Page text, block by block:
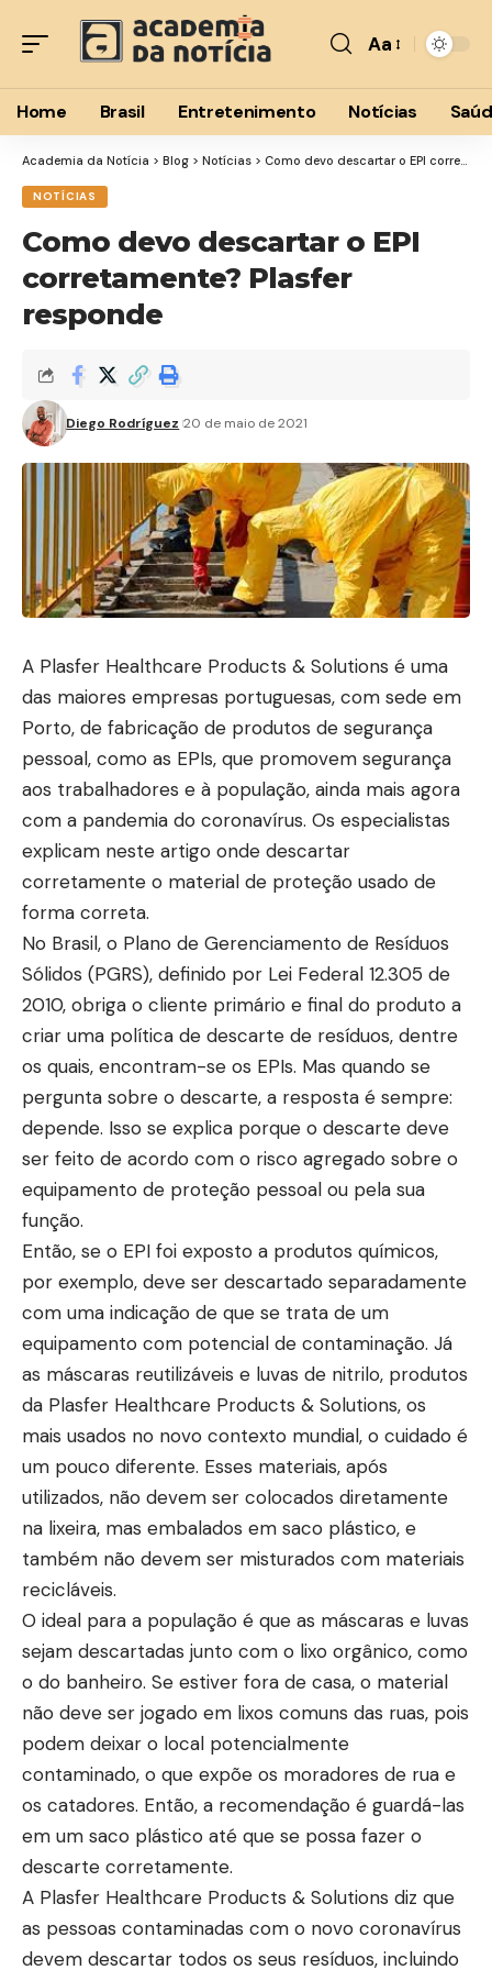
Font
Resizer
Aa
Home Brasil Entretenimento Notícias
Academia da Notícia > Blog > Notícias > Como devo descartar o EPI corretamente? Plasfer responde
NOTÍCIAS
Como devo descartar o EPI
corretamente? Plasfer
responde
Diego Rodríguez 20 de maio de 2021
A Plasfer Healthcare Products & Solutions é uma
das maiores empresas portuguesas, com sede em
Porto, de fabricação de produtos de segurança
pessoal, como as EPIs, que promovem segurança
aos trabalhadores e à população, ainda mais agora
com a pandemia do coronavírus. Os especialistas
explicam neste artigo onde descartar
corretamente o material de proteção usado de
forma correta.
No Brasil, o Plano de Gerenciamento de Resíduos
Sólidos (PGRS), definido por Lei Federal 12.305 de
2010, obriga o cliente primário e final do produto a
criar uma política de descarte de resíduos, dentre
os quais, encontram-se os EPIs. Mas quando se
pergunta sobre o descarte, a resposta é sempre:
depende. Isso se explica porque o descarte deve
ser feito de acordo com o risco agregado sobre o
equipamento de proteção pessoal ou pela sua
função.
Então, se o EPI foi exposto a produtos químicos,
por exemplo, deve ser descartado separadamente
com uma indicação de que se trata de um
equipamento com potencial de contaminação. Já
as máscaras reutilizáveis e luvas de nitrilo, produtos
da Plasfer Healthcare Products & Solutions, os
mais usados no novo contexto mundial, o cuidado é
um pouco diferente. Esses materiais, após
utilizados, não devem ser colocados diretamente
na lixeira, mas embalados em saco plástico, e
também não devem ser misturados com materiais
recicláveis.
O ideal para a população é que as máscaras e luvas
sejam descartadas junto com o lixo orgânico, como
o do banheiro. Se estiver fora de casa, o material
não deve ser jogado em lixos comuns das ruas, pois
podem deixar o local potencialmente
contaminado, o que expõe os moradores de rua e
os catadores. Então, a recomendação é guardá-las
em um saco plástico até que se possa fazer o
descarte corretamente.
A Plasfer Healthcare Products & Solutions diz que
as pessoas contaminadas com o novo coronavírus
devem descartar todos os seus resíduos, incluindo